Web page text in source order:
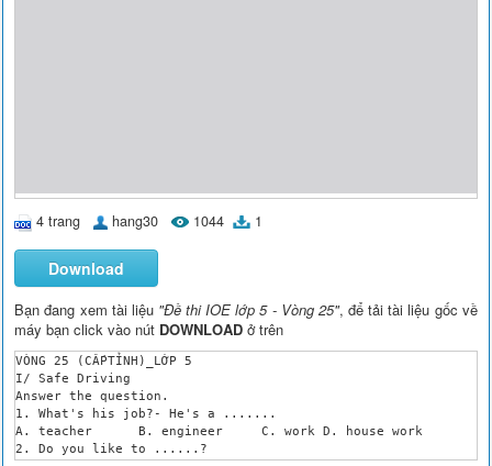
4 trang hang30 1044 1
Download
Bạn đang xem tài liệu "Đề thi IOE lớp 5 - Vòng 25", để tải tài liệu gốc về
máy bạn click vào nút DOWNLOAD ở trên
VÒNG 25 (CẤPTỈNH)_LỚP 5
I/ Safe Driving
Answer the question.
1. What's his job?- He's a .......
A. teacher	B. engineer	C. work	D. house work
2. Do you like to ......?